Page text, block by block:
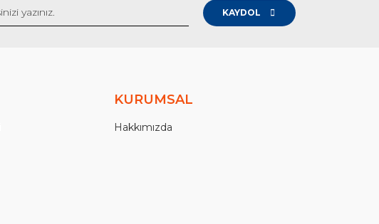
KAYDOL
KURUMSAL
Hakkımızda